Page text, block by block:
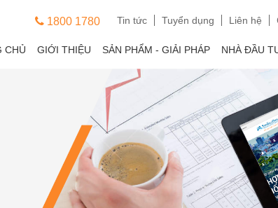
1800 1780 Tin tức Tuyển dụng Liên hệ
CHỦ GIỚI THIỆU SẢN PHẨM - GIẢI PHÁP NHÀ ĐẦU